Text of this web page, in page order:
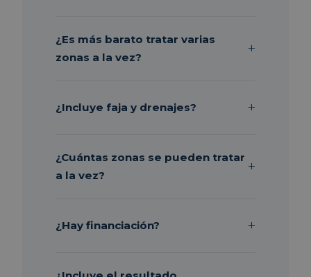
¿Es más barato tratar varias
zonas a la vez?
¿Incluye faja y drenajes?
¿Cuántas zonas se pueden tratar
a la vez?
¿Hay financiación?